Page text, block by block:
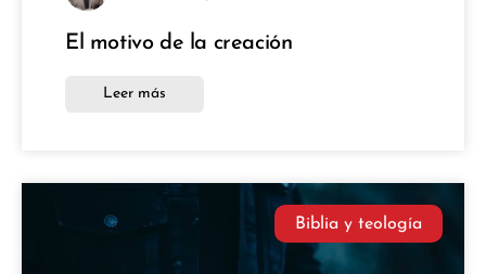
El motivo de la creación
Leer más
Biblia y teología